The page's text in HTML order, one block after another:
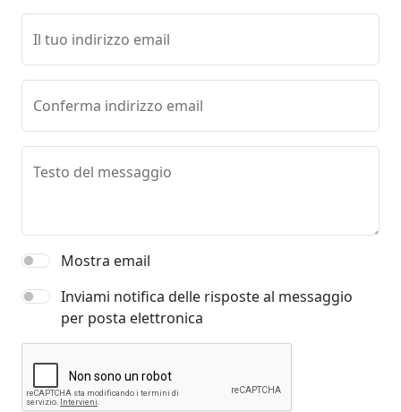
Il tuo indirizzo email
Conferma indirizzo email
Testo del messaggio
Mostra email
Inviami notifica delle risposte al messaggio
per posta elettronica